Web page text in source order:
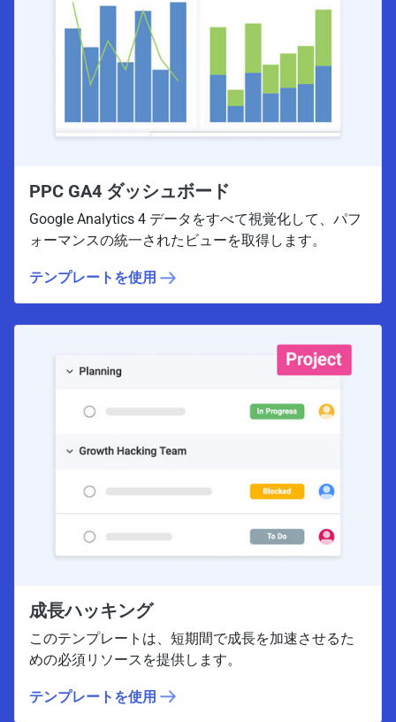
PPC GA4 ダッシュボード
Google Analytics 4 データをすべて視覚化して、パフ
ォーマンスの統一されたビューを取得します。
テンプレートを使用
成長ハッキング
このテンプレートは、短期間で成長を加速させるた
めの必須リソースを提供します。
テンプレートを使用